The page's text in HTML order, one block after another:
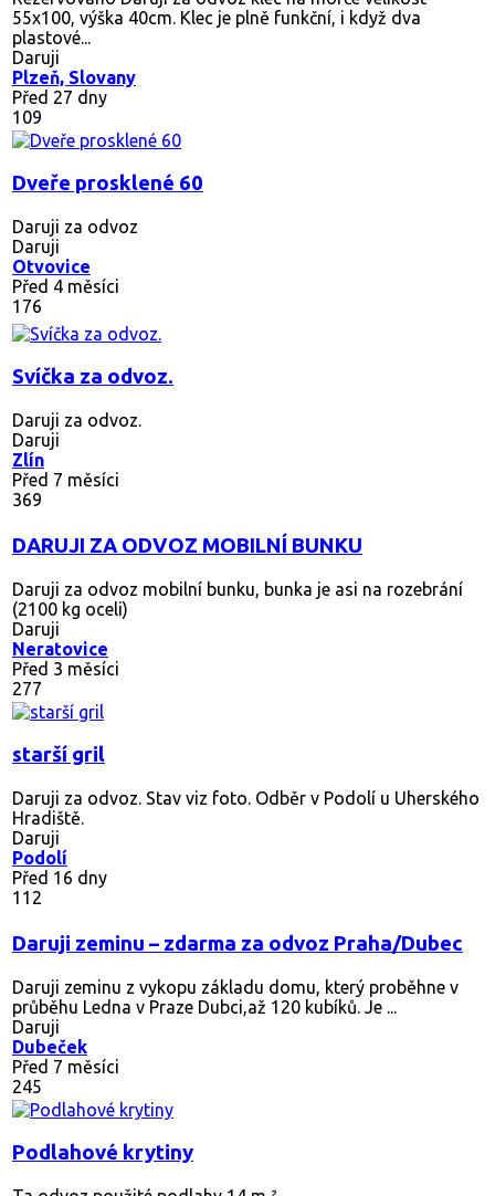
55x100, výška 40cm. Klec je plně funkční, i když dva
plastové...
Daruji
Plzeň, Slovany
Před 27 dny
109
Dveře prosklené 60
Daruji za odvoz
Daruji
Otvovice
Před 4 měsíci
176
Svíčka za odvoz.
Daruji za odvoz.
Daruji
Zlín
Před 7 měsíci
369
DARUJI ZA ODVOZ MOBILNÍ BUNKU
Daruji za odvoz mobilní bunku, bunka je asi na rozebrání
(2100 kg oceli)
Daruji
Neratovice
Před 3 měsíci
277
starší gril
Daruji za odvoz. Stav viz foto. Odběr v Podolí u Uherského
Hradiště.
Daruji
Podolí
Před 16 dny
112
Daruji zeminu – zdarma za odvoz Praha/Dubec
Daruji zeminu z vykopu základu domu, který proběhne v
průběhu Ledna v Praze Dubci,až 120 kubíků. Je ...
Daruji
Dubeček
Před 7 měsíci
245
Podlahové krytiny